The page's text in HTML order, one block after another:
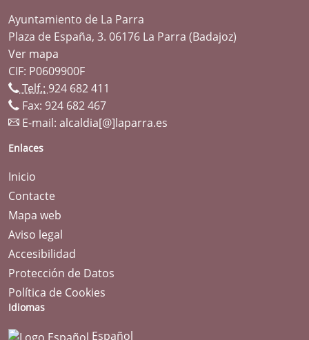
Ayuntamiento de La Parra
Plaza de España, 3. 06176 La Parra (Badajoz)
Ver mapa
CIF: P0609900F
Telf.: 924 682 411
Fax: 924 682 467
E-mail: alcaldia[@]laparra.es
Enlaces
Inicio
Contacte
Mapa web
Aviso legal
Accesibilidad
Protección de Datos
Política de Cookies
Idiomas
Español